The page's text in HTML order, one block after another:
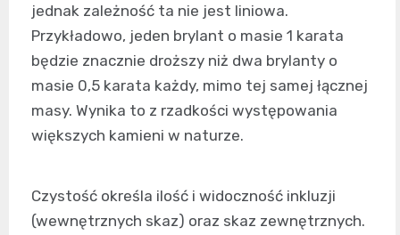
jednak zależność ta nie jest liniowa.
Przykładowo, jeden brylant o masie 1 karata
będzie znacznie droższy niż dwa brylanty o
masie 0,5 karata każdy, mimo tej samej łącznej
masy. Wynika to z rzadkości występowania
większych kamieni w naturze.
Czystość określa ilość i widoczność inkluzji
(wewnętrznych skaz) oraz skaz zewnętrznych.